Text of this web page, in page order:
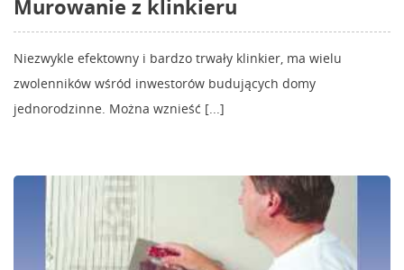
Murowanie z klinkieru
Niezwykle efektowny i bardzo trwały klinkier, ma wielu
zwolenników wśród inwestorów budujących domy
jednorodzinne. Można wznieść [...]